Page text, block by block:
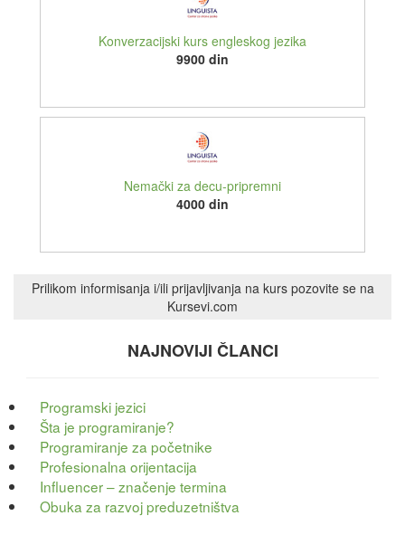
Konverzacijski kurs engleskog jezika
9900 din
Nemački za decu-pripremni
4000 din
Prilikom informisanja i/ili prijavljivanja na kurs pozovite se na
Kursevi.com
NAJNOVIJI ČLANCI
Programski jezici
Šta je programiranje?
Programiranje za početnike
Profesionalna orijentacija
Influencer – značenje termina
Obuka za razvoj preduzetništva